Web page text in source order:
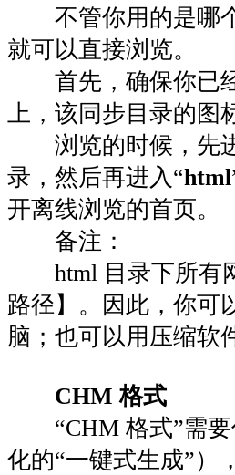
不管你用的是哪个
就可以直接浏览。
首先，确保你已经
上，该同步目录的图
浏览的时候，先进
录，然后再进入“html
开离线浏览的首页。
备注：
html 目录下所有
路径】。因此，你可
脑；也可以用压缩软
CHM 格式
“CHM 格式”需要
化的“一键式生成”）